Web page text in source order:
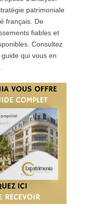
patrimoniale
français. De
fiables et
Consultez
qui vous en